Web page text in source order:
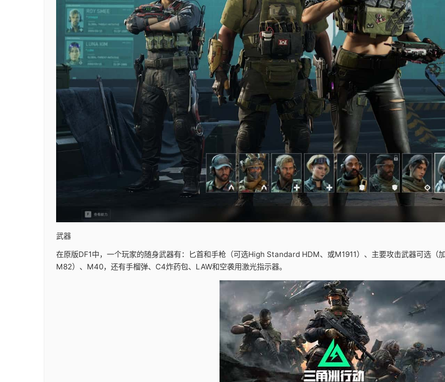
武器
在原版DF1中，一个玩家的随身武器有：匕首和手枪（可选High Standard HDM、或M1911）、主要攻击武器可选
M82）、M40，还有手榴弹、C4炸药包、LAW和空袭用激光指示器。